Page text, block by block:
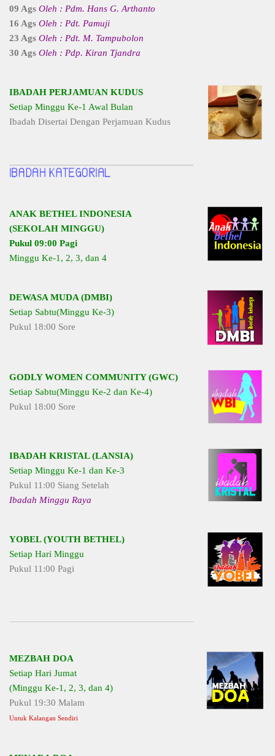
09 Ags Oleh : Pdm. Hans G. Arthanto
16 Ags Oleh : Pdt. Pamuji
23 Ags Oleh : Pdt. M. Tampubolon
30 Ags Oleh : Pdp. Kiran Tjandra
IBADAH PERJAMUAN KUDUS
Setiap Minggu Ke-1 Awal Bulan
Ibadah Disertai Dengan Perjamuan Kudus
ANAK BETHEL INDONESIA
(SEKOLAH MINGGU)
Pukul 09:00 Pagi
Minggu Ke-1, 2, 3, dan 4
DEWASA MUDA (DMBI)
Setiap Sabtu(Minggu Ke-3)
Pukul 18:00 Sore
GODLY WOMEN COMMUNITY (GWC)
Setiap Sabtu(Minggu Ke-2 dan Ke-4)
Pukul 18:00 Sore
IBADAH KRISTAL (LANSIA)
Setiap Minggu Ke-1 dan Ke-3
Pukul 11:00 Siang Setelah
Ibadah Minggu Raya
YOBEL (YOUTH BETHEL)
Setiap Hari Minggu
Pukul 11:00 Pagi
MEZBAH DOA
Setiap Hari Jumat
(Minggu Ke-1, 2, 3, dan 4)
Pukul 19:30 Malam
Untuk Kalangan Sendiri